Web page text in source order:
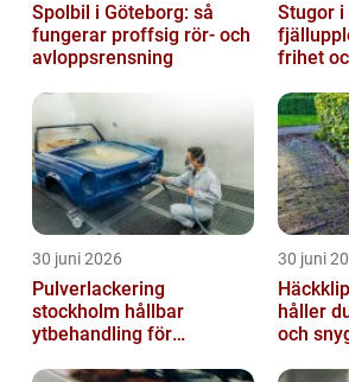
Spolbil i Göteborg: så
fungerar proffsig rör- och
avloppsrensning
Stugor i
frihet
30 juni 2026
Pulverlackering
stockholm hållbar
ytbehandling för
30 juni
håller
och